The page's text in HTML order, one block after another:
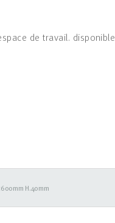
de travail. disponible